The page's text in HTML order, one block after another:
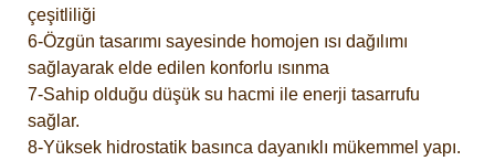
çeşitliliği
6-Özgün tasarımı sayesinde homojen ısı dağılımı
sağlayarak elde edilen konforlu ısınma
7-Sahip olduğu düşük su hacmi ile enerji tasarrufu
sağlar.
8-Yüksek hidrostatik basınca dayanıklı mükemmel yapı.